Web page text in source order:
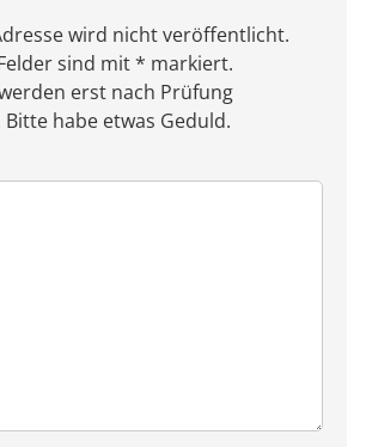
wird nicht veröffentlicht.
sind mit * markiert.
erst nach Prüfung
habe etwas Geduld.